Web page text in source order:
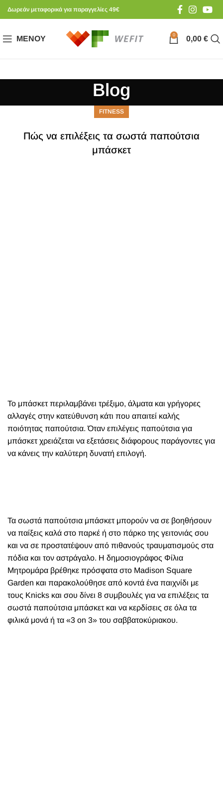
Δωρεάν μεταφορικά για παραγγελίες 49€
ΜΕΝΟΎ 0 0,00 €
Blog
FITNESS
Πώς να επιλέξεις τα σωστά παπούτσια
μπάσκετ
Το μπάσκετ περιλαμβάνει τρέξιμο, άλματα και γρήγορες
αλλαγές στην κατεύθυνση κάτι που απαιτεί καλής
ποιότητας παπούτσια. Όταν επιλέγεις παπούτσια για
μπάσκετ χρειάζεται να εξετάσεις διάφορους παράγοντες για
να κάνεις την καλύτερη δυνατή επιλογή.
Τα σωστά παπούτσια μπάσκετ μπορούν να σε βοηθήσουν
να παίξεις καλά στο παρκέ ή στο πάρκο της γειτονιάς σου
και να σε προστατέψουν από πιθανούς τραυματισμούς στα
πόδια και τον αστράγαλο. H δημοσιογράφος Φίλια
Μητρομάρα βρέθηκε πρόσφατα στο Madison Square
Garden και παρακολούθησε από κοντά ένα παιχνίδι με
τους Knicks και σου δίνει 8 συμβουλές για να επιλέξεις τα
σωστά παπούτσια μπάσκετ και να κερδίσεις σε όλα τα
φιλικά μονά ή τα «3 on 3» του σαββατοκύριακου.